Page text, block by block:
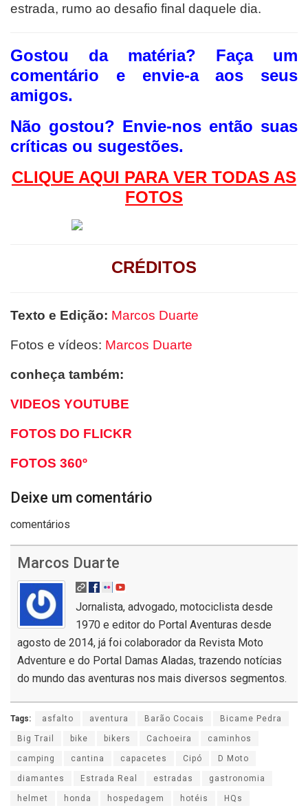
estrada, rumo ao desafio final daquele dia.
Gostou da matéria? Faça um
comentário e envie-a aos seus
amigos.
Não gostou? Envie-nos então suas
críticas ou sugestões.
CLIQUE AQUI PARA VER TODAS AS
FOTOS
CRÉDITOS
Texto e Edição: Marcos Duarte
Fotos e vídeos: Marcos Duarte
conheça também:
VIDEOS YOUTUBE
FOTOS DO FLICKR
FOTOS 360º
Deixe um comentário
comentários
Marcos Duarte
Jornalista, advogado, motociclista desde
1970 e editor do Portal Aventuras desde
agosto de 2014, já foi colaborador da Revista Moto
Adventure e do Portal Damas Aladas, trazendo notícias
do mundo das aventuras nos mais diversos segmentos.
Tags: asfalto aventura Barão Cocais Bicame Pedra
Big Trail bike bikers Cachoeira caminhos
camping cantina capacetes Cipó D Moto
diamantes Estrada Real estradas gastronomia
helmet honda hospedagem hotéis HQs